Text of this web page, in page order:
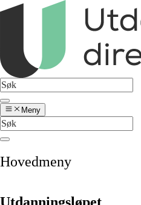
Meny
Hovedmeny